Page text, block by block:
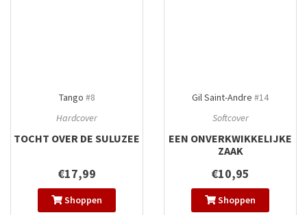
Tango #8
Hardcover
TOCHT OVER DE SULUZEE
€17,99
Shoppen
Gil Saint-Andre #14
Softcover
EEN ONVERKWIKKELIJKE
ZAAK
€10,95
Shoppen